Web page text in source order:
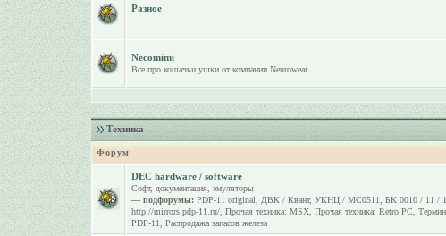
Разное
Necomimi
Все про кошачьи ушки от компании Neurowear
Техника
Форум
DEC hardware / software
Софт, документация, эмуляторы
— подфорумы: PDP-11 original ДВК / Квант, УКНЦ / МС0511 БК 0010 / 11 /
http://mirrors.pdp-11.ru/, Прочая техника: MSX, Прочая техника: Retro PC
PDP-11
Распродажа запасов железа